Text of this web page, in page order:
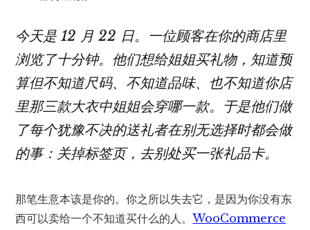
今天是 12 月 22 日。一位顾客在你的商店里
浏览了十分钟。他们想给姐姐买礼物，知道预
算但不知道尺码、不知道品味、也不知道你店
里那三款大衣中姐姐会穿哪一款。于是他们做
了每个犹豫不决的送礼者在别无选择时都会做
的事：关掉标签页，去别处买一张礼品卡。
那笔生意本该是你的。你之所以失去它，是因为你没有东
西可以卖给一个不知道买什么的人。WooCommerce